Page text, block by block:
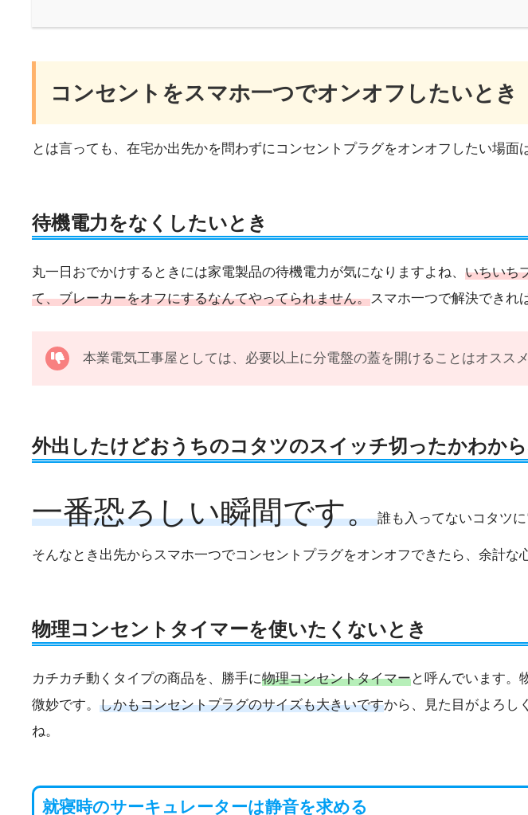
コンセントをスマホ一つでオンオフしたいとき
とは言っても、在宅か出先かを問わずにコンセントプラグをオンオフしたい場面
待機電力をなくしたいとき
丸一日おでかけするときには家電製品の待機電力が気になりますよね、 いちいち
て、ブレーカーをオフにするなんてやってられません。スマホ一つで解決できれ
本業電気工事屋としては、必要以上に分電盤の蓋を開けることはオススメ
外出したけどおうちのコタツのスイッチ切ったかわか
一番恐ろしい瞬間です。誰も入ってないコタツ
そんなとき出先からスマホ一つでコンセントプラグをオンオフできたら、余計な
物理コンセントタイマーを使いたくないとき
カチカチ動くタイプの商品を、勝手に物理コンセントタイマーと呼んでいます。
微妙です。 しかもコンセントプラグのサイズも大きいですから、見た目がよろし
ね。
就寝時のサーキュレーターは静音を求める